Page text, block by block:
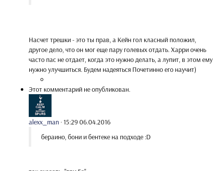
Насчет трешки - это ты прав, а Кейн гол класный положил,
другое дело, что он мог еще пару голевых отдать. Харри очень
часто пас не отдает, когда это нужно делать, а лупит, в этом ему
нужно улучшиться. Будем надеяться Почетинно его научит)
Этот комментарий не опубликован.
alexx_man ·15:29 06.04.2016
бераино, бони и бентеке на подходе :D